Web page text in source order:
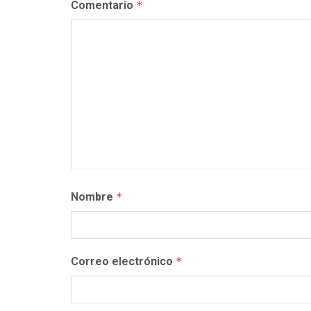
Comentario *
Nombre *
Correo electrónico *